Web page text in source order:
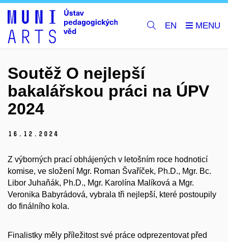
EN
Soutěž O nejlepší
bakalářskou práci na ÚPV
2024
16. 12. 2024
Z výborných prací obhájených v letošním roce hodnoticí
komise, ve složení Mgr. Roman Švaříček, Ph.D., Mgr. Bc.
Libor Juhaňák, Ph.D., Mgr. Karolína Malíková a Mgr.
Veronika Babyrádová, vybrala tři nejlepší, které postoupily
do finálního kola.
Finalistky měly příležitost své práce odprezentovat před